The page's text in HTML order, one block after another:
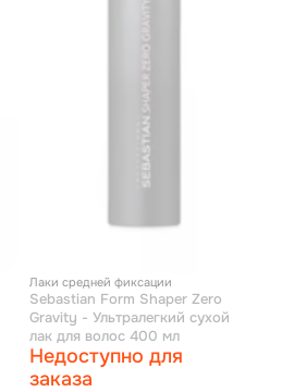
Лаки средней фиксации
Sebastian Form Shaper Zero
Gravity - Ультралегкий сухой
лак для волос 400 мл
Недоступно для
заказа